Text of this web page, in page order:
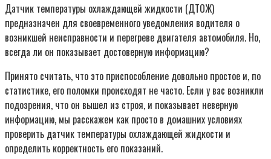
Датчик температуры охлаждающей жидкости (ДТОЖ)
предназначен для своевременного уведомления водителя о
возникшей неисправности и перегреве двигателя автомобиля. Но,
всегда ли он показывает достоверную информацию?
Принято считать, что это приспособление довольно простое и, по
статистике, его поломки происходят не часто. Если у вас возникли
подозрения, что он вышел из строя, и показывает неверную
информацию, мы расскажем как просто в домашних условиях
проверить датчик температуры охлаждающей жидкости и
определить корректность его показаний.